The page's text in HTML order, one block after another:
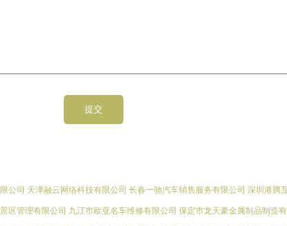
公司 天津融云网络科技有限公司 长春一驰汽车销售服务有限公司 深圳港腾
区管理有限公司 九江市欧亚名车维修有限公司 保定市龙天豪金属制品制造